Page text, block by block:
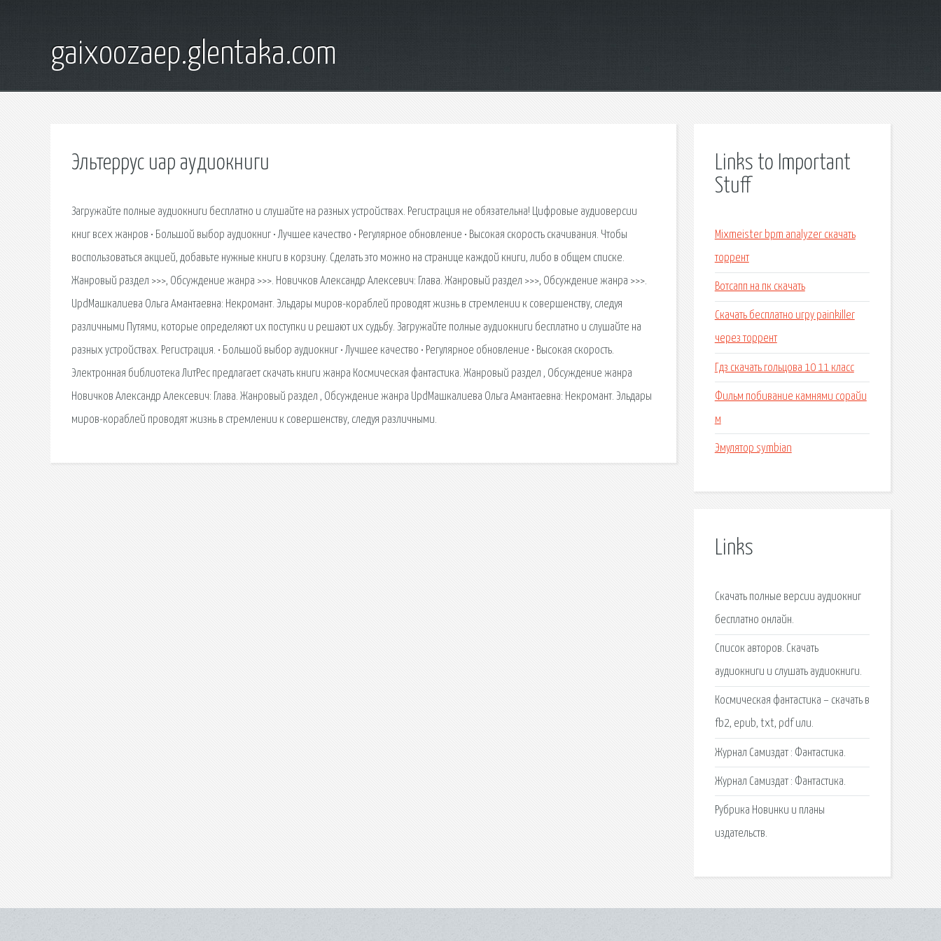
gaixoozaep.glentaka.com
Эльтеррус иар аудиокниги
Загружайте полные аудиокниги бесплатно и слушайте на разных устройствах. Регистрация не обязательна! Цифровые аудиоверсии
книг всех жанров • Большой выбор аудиокниг • Лучшее качество • Регулярное обновление • Высокая скорость скачивания. Чтобы
воспользоваться акцией, добавьте нужные книги в корзину. Сделать это можно на странице каждой книги, либо в общем списке.
Жанровый раздел >>>, Обсуждение жанра >>>. Новичков Александр Алексевич: Глава. Жанровый раздел >>>, Обсуждение жанра >>>.
UpdМашкалиева Ольга Амантаевна: Некромант. Эльдары миров-кораблей проводят жизнь в стремлении к совершенству, следуя
различными Путями, которые определяют их поступки и решают их судьбу. Загружайте полные аудиокниги бесплатно и слушайте на
разных устройствах. Регистрация. • Большой выбор аудиокниг • Лучшее качество • Регулярное обновление • Высокая скорость.
Электронная библиотека ЛитРес предлагает скачать книги жанра Космическая фантастика. Жанровый раздел , Обсуждение жанра
Новичков Александр Алексевич: Глава. Жанровый раздел , Обсуждение жанра UpdМашкалиева Ольга Амантаевна: Некромант. Эльдары
миров-кораблей проводят жизнь в стремлении к совершенству, следуя различными.
Links to Important
Stuff
Mixmeister bpm analyzer скачать
торрент
Вотсапп на пк скачать
Скачать бесплатно игру painkiller
через торрент
Гдз скачать гольцова 10 11 класс
Фильм побивание камнями сорайи
м
Эмулятор symbian
Links
Скачать полные версии аудиокниг
бесплатно онлайн.
Список авторов. Скачать
аудиокниги и слушать аудиокниги.
Космическая фантастика – скачать в
fb2, epub, txt, pdf или.
Журнал Самиздат : Фантастика.
Журнал Самиздат : Фантастика.
Рубрика Новинки и планы
издательств.